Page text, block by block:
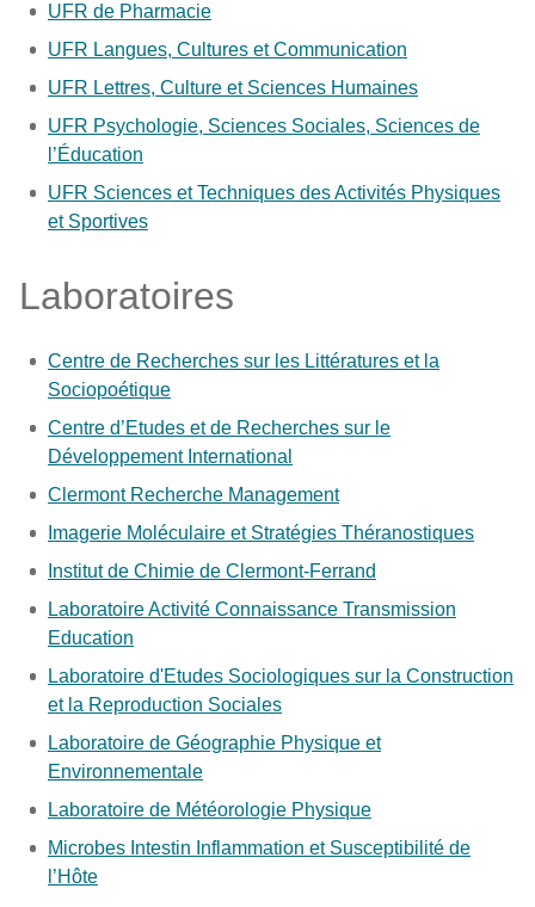
UFR de Pharmacie
UFR Langues, Cultures et Communication
UFR Lettres, Culture et Sciences Humaines
UFR Psychologie, Sciences Sociales, Sciences de
l’Éducation
UFR Sciences et Techniques des Activités Physiques
et Sportives
Laboratoires
Centre de Recherches sur les Littératures et la
Sociopoétique
Centre d’Etudes et de Recherches sur le
Développement International
Clermont Recherche Management
Imagerie Moléculaire et Stratégies Théranostiques
Institut de Chimie de Clermont-Ferrand
Laboratoire Activité Connaissance Transmission
Education
Laboratoire d'Etudes Sociologiques sur la Construction
et la Reproduction Sociales
Laboratoire de Géographie Physique et
Environnementale
Laboratoire de Météorologie Physique
Microbes Intestin Inflammation et Susceptibilité de
l’Hôte